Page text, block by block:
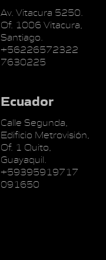
Av. Vitacura 5250.
Of. 1006 Vitacura,
Santiago.
+56226572322
7630225
Ecuador
Calle Segunda,
Edificio Metrovisión,
Of. 1 Quito,
Guayaquil.
+59395919717
091650